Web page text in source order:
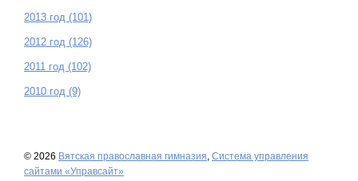
2013 год (101)
2012 год (126)
2011 год (102)
2010 год (9)
© 2026 Вятская православная гимназия Система управления
сайтами «Управсайт»